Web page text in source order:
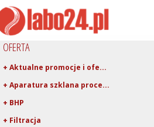
OFERTA
+ Aktualne promocje i ofe...
+ Aparatura szklana proce...
+ BHP
+ Filtracja